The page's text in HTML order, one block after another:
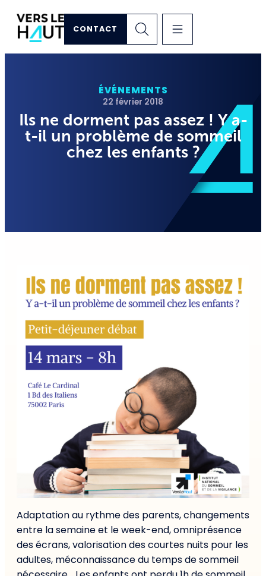
CONTACT
ÉVÉNEMENTS
22 février 2018
Ils ne dorment pas assez ! Y a-
t-il un problème de sommeil
chez les enfants ?
Adaptation au rythme des parents, changements
entre la semaine et le week-end, omniprésence
des écrans, valorisation des courtes nuits pour les
adultes, méconnaissance du temps de sommeil